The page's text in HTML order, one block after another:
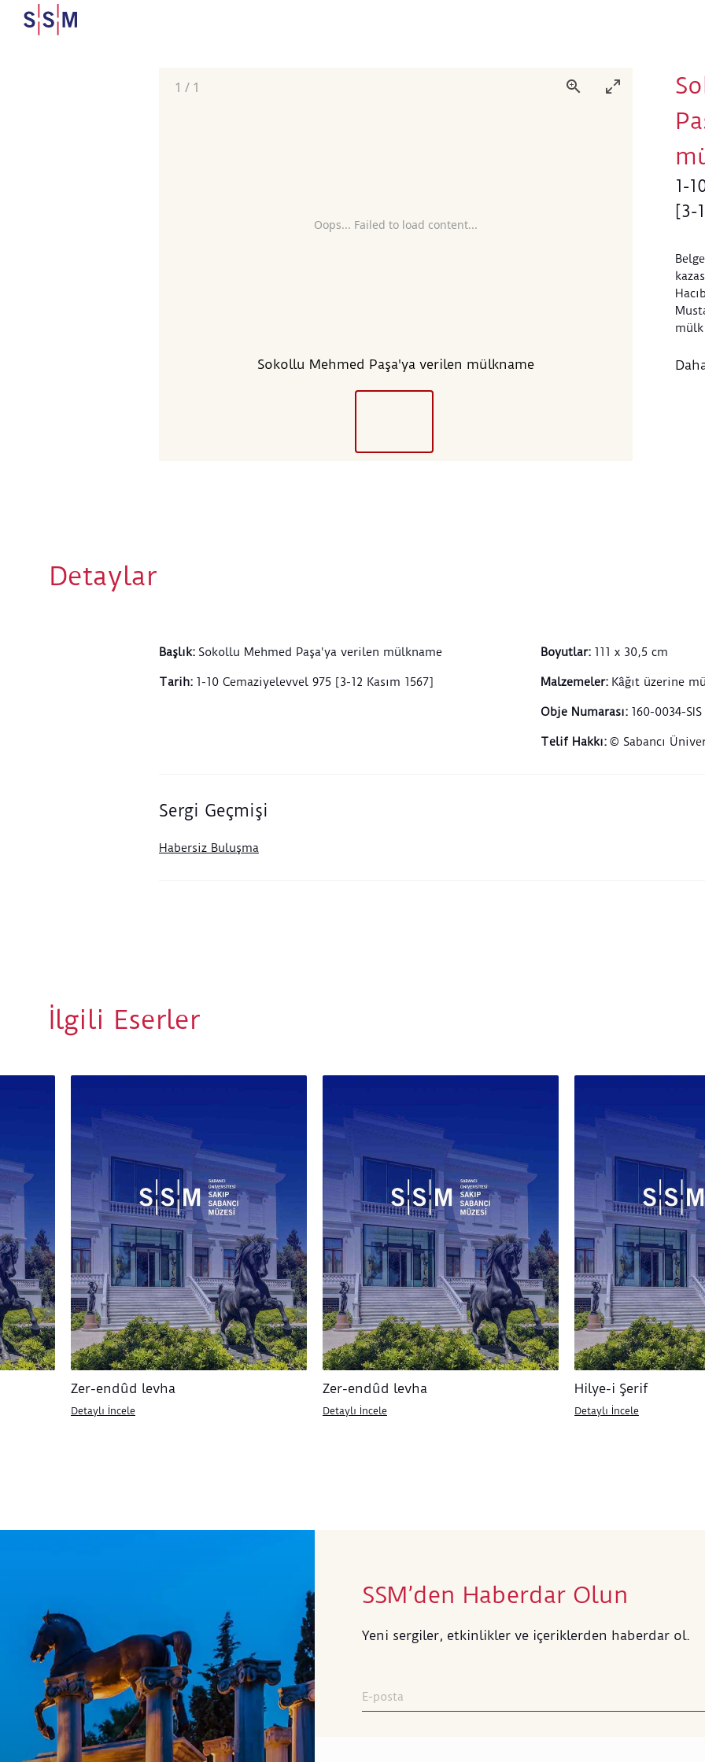
Oops... Failed to load content...
1 / 1
Sokollu Mehmed Paşa'ya verilen mülkname
1-
[3-
siyah
takip
Detaylar
Başlık: Sokollu Mehmed Paşa'ya verilen mülkname
Tarih: 1-10 Cemaziyelevvel 975 [3-12 Kasım 1567]
Boyutlar: 111 x 30,5 cm
Malzemeler: Kâğıt üzerine
Obje Numarası: 160-0034-SIS
Telif Hakkı: © Sabancı
Sergi Geçmişi
Habersiz Buluşma
İlgili Eserler
Zer-endûd levha
Detaylı İncele
Zer-endûd levha
Detaylı İncele
Hilye-i Şerif
Detaylı İncele
SSM’den Haberdar Olun
Yeni sergiler, etkinlikler ve içeriklerden haberdar ol.